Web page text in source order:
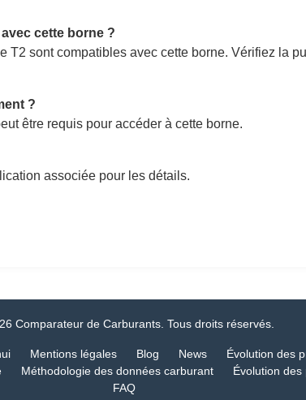
cette borne ?
T2 sont compatibles avec cette borne. Vérifiez la
?
être requis pour accéder à cette borne.
associée pour les détails.
Comparateur de Carburants. Tous droits réservés.
Mentions légales Blog News
Évolution des
Méthodologie des données carburant
Évolution
FAQ